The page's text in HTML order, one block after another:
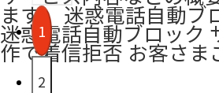
ます。 迷惑電話自動
迷惑電話自動ブロック
作で着信拒否 お客さま
1
2